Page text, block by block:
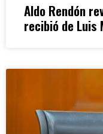
Aldo Rendón
recibió de Luis